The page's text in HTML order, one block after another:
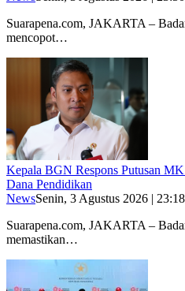
Suarapena.com, JAKARTA –
mencopot…
Kepala BGN Respons Putusan
Dana Pendidikan
NewsSenin, 3 Agustus 2026 | 23:18
Suarapena.com, JAKARTA –
memastikan…